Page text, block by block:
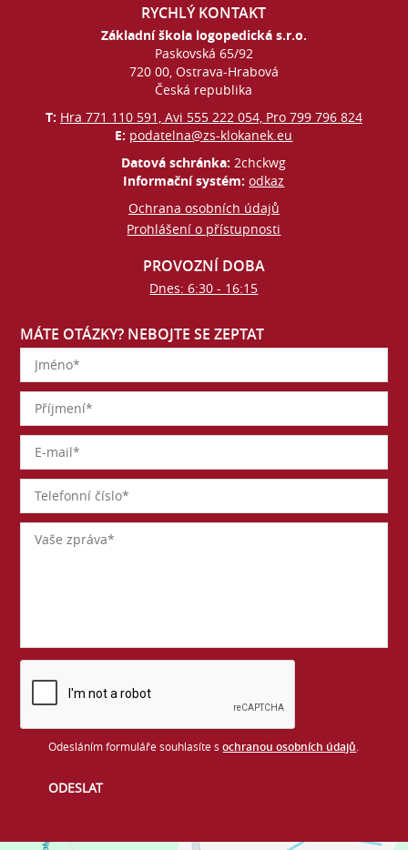
RYCHLÝ KONTAKT
Základní škola logopedická s.r.o.
Paskovská 65/92
720 00, Ostrava-Hrabová
Česká republika
T: Hra 771 110 591, Avi 555 222 054, Pro 799 796 824
E: podatelna@zs-klokanek.eu
Datová schránka:2chckwg
Informační systém:odkaz
Ochrana osobních údajů
Prohlášení o přístupnosti
PROVOZNÍ DOBA
Dnes: 6:30 - 16:15
MÁTE OTÁZKY? NEBOJTE SE ZEPTAT
Odesláním formuláře souhlasíte sochranou osobních údajů